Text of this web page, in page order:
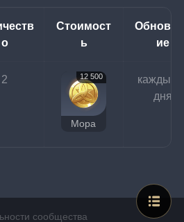
о
Стоимост
ь
ие
2 12 500
Мора
каждые
дня
сообщества